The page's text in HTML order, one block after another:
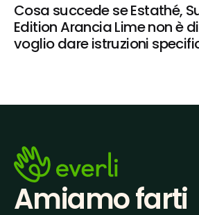
Cosa succede se Estathé,
Edition Arancia Lime non è
voglio dare istruzioni
Amiamo farti